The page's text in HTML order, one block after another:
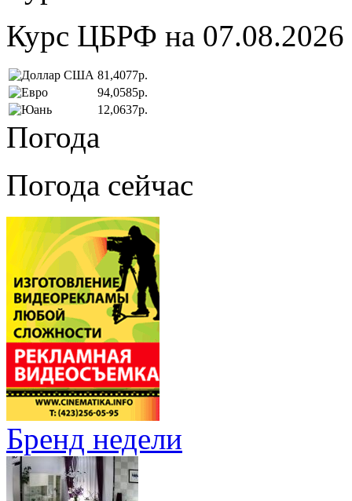
Курс ЦБРФ на 07.08.2026
81,4077р.
94,0585р.
12,0637р.
Погода
Погода сейчас
Бренд недели